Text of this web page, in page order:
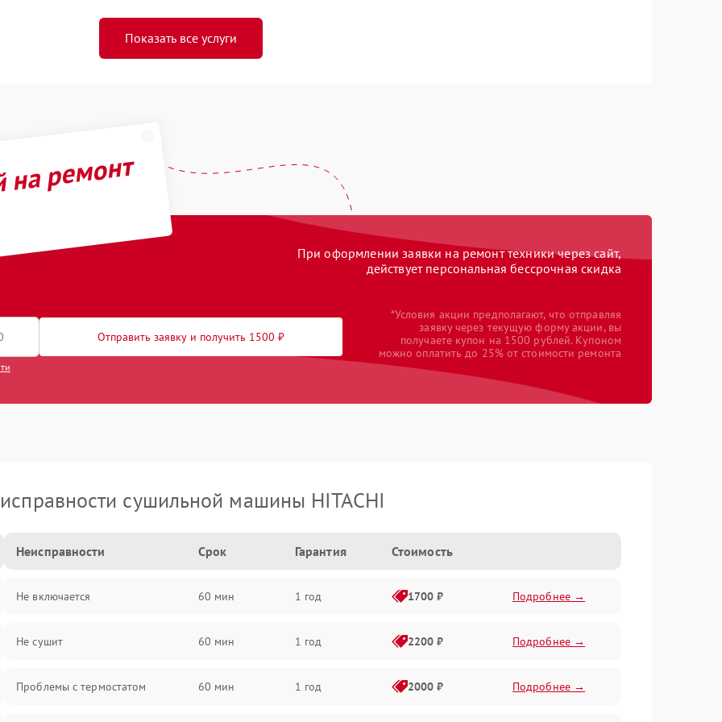
Показать все услуги
ремонт
При оформлении заявки на ремонт техники через сайт,
действует персональная бессрочная скидка
Отправить заявку и получить 1500 ₽
*Условия акции предполагают, что отправляя
заявку через текущую форму акции, вы
получаете купон на 1500 рублей. Купоном
можно оплатить до 25% от стоимости ремонта
сушильной машины HITACHI
Неисправности Срок Гарантия Стоимость
Не включается 60 мин 1 год 1700 ₽ Подробнее →
Не сушит 60 мин 1 год 2200 ₽ Подробнее →
Проблемы с термостатом 60 мин 1 год 2000 ₽ Подробнее →